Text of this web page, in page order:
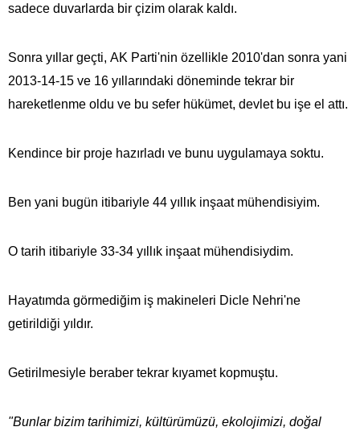
sadece duvarlarda bir çizim olarak kaldı.
Sonra yıllar geçti, AK Parti'nin özellikle 2010'dan sonra yani
2013-14-15 ve 16 yıllarındaki döneminde tekrar bir
hareketlenme oldu ve bu sefer hükümet, devlet bu işe el attı.
Kendince bir proje hazırladı ve bunu uygulamaya soktu.
Ben yani bugün itibariyle 44 yıllık inşaat mühendisiyim.
O tarih itibariyle 33-34 yıllık inşaat mühendisiydim.
Hayatımda görmediğim iş makineleri Dicle Nehri'ne
getirildiği yıldır.
Getirilmesiyle beraber tekrar kıyamet kopmuştu.
"Bunlar bizim tarihimizi, kültürümüzü, ekolojimizi, doğal